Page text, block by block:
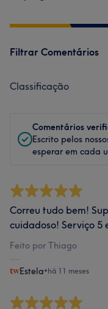
Filtrar Comentários
Classificação
Comentários
Escrito pelos
esperar em cada
Correu tudo bem!
cuidadoso! Serviço 5
Feito por Thiago
Estela•há 11 meses